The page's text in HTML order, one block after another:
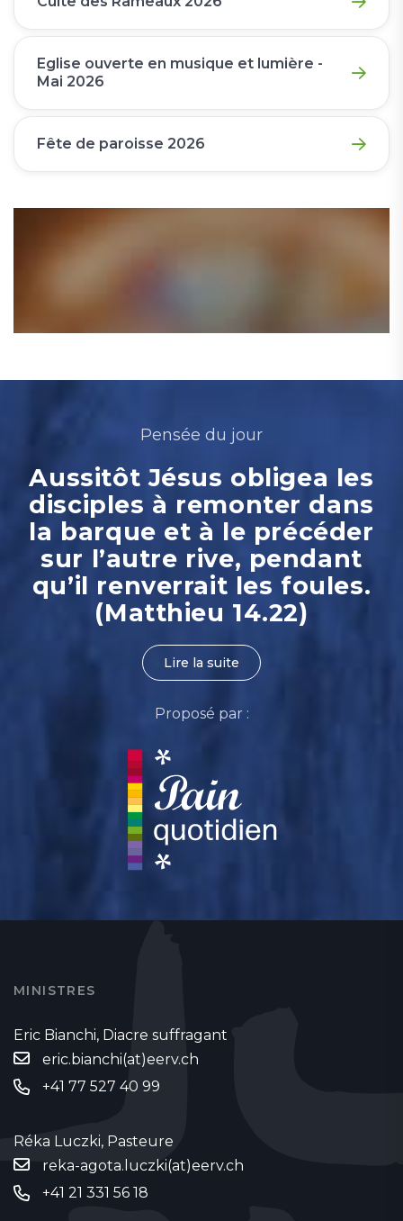
Eglise ouverte en musique et lumière -
Mai 2026
Fête de paroisse 2026
Pensée du jour
Aussitôt Jésus obligea les
disciples à remonter dans
la barque et à le précéder
sur l’autre rive, pendant
qu’il renverrait les foules.
(Matthieu 14.22)
Lire la suite
Proposé par :
MINISTRES
Eric Bianchi, Diacre suffragant
eric.bianchi(at)eerv.ch
+41 77 527 40 99
Réka Luczki, Pasteure
reka-agota.luczki(at)eerv.ch
+41 21 331 56 18